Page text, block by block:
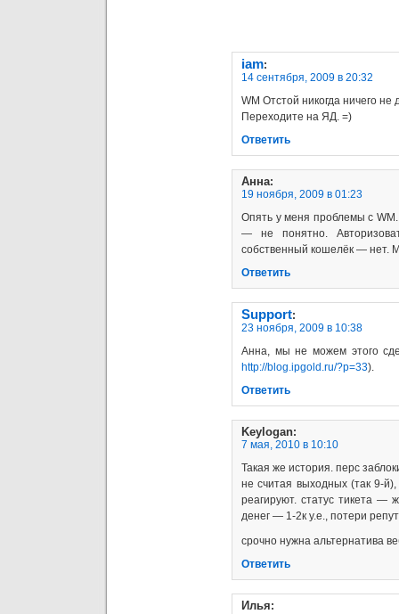
iam:
14 сентября, 2009 в 20:32
WM Отстой никогда ничего
Переходите на ЯД. =)
Ответить
Анна:
19 ноября, 2009 в 01:23
Опять у меня проблемы с
— не понятно.
собственный кошелёк — нет.
Ответить
Support:
23 ноября, 2009 в 10:38
Анна, мы не можем этого
http://blog.ipgold.ru/?p=33).
Ответить
Keylogan:
7 мая, 2010 в 10:10
Такая же история. перс
не считая выходных (так 9-
реагируют. статус тикета —
денег — 1-2к у.е., потери
срочно нужна альтернатива
Ответить
Илья: